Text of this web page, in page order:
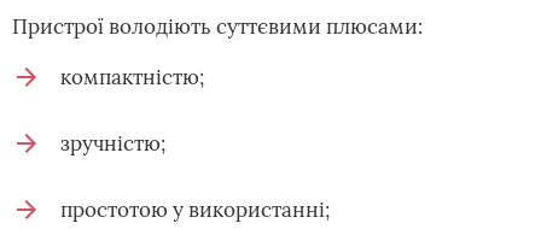
Пристрої володіють суттєвими плюсами:
компактністю;
зручністю;
простотою у використанні;